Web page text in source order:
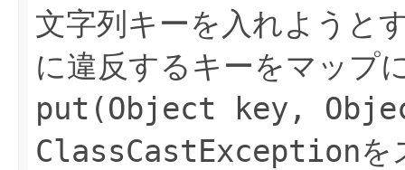
文字列キーを入れようと
に違反するキーをマップ
put(Object key,
ClassCastExceptionを